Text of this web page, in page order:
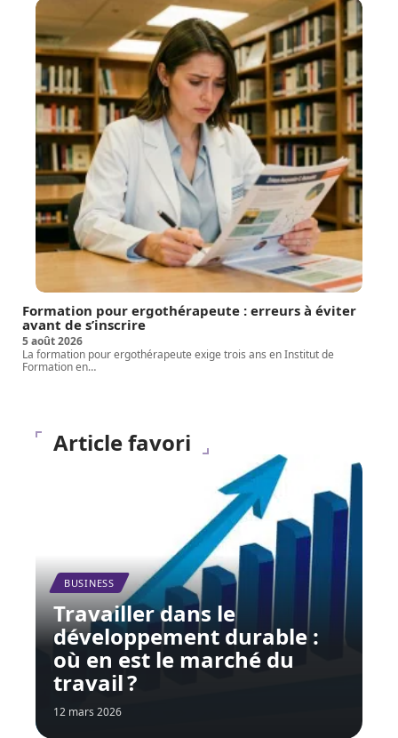
Formation pour ergothérapeute : erreurs à éviter
avant de s’inscrire
5 août 2026
La formation pour ergothérapeute exige trois ans en Institut de
Formation en…
Article favori
BUSINESS
Travailler dans le
développement durable :
où en est le marché du
travail ?
12 mars 2026